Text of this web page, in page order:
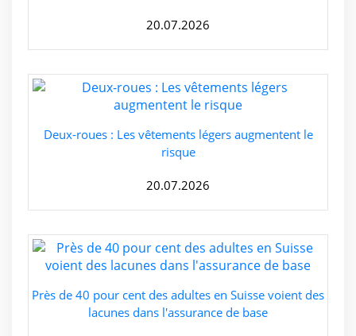
20.07.2026
Deux-roues : Les vêtements légers augmentent le
risque
20.07.2026
Près de 40 pour cent des adultes en Suisse voient des
lacunes dans l'assurance de base